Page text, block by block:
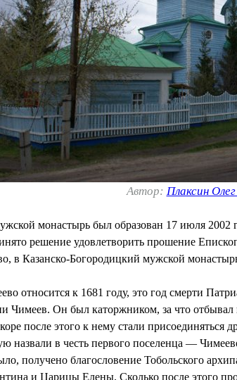
Автор: Плаксин Олег
монастырь был образован 17 июля
решение удовлетворить прошение
в Казанско-Богородицкий мужской
относится к 1681 году, это год смерти
Чимеев. Он был каторжником, за что отбывал
после этого к нему стали
назвали в честь первого поселенца —
получено благословение Тобольского
и Царицы Елены. Сколько после этого